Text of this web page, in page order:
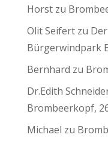
Horstzu
Olit Seifertzu
Bürgerwindpark
Bernhard zu
Dr.Edith
Brombeerkopf,
Michael zu